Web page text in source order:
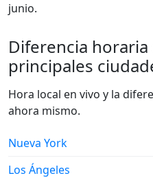
junio.
Diferencia
principales
Hora local en vivo y la
ahora mismo.
Nueva York
Los Ángeles